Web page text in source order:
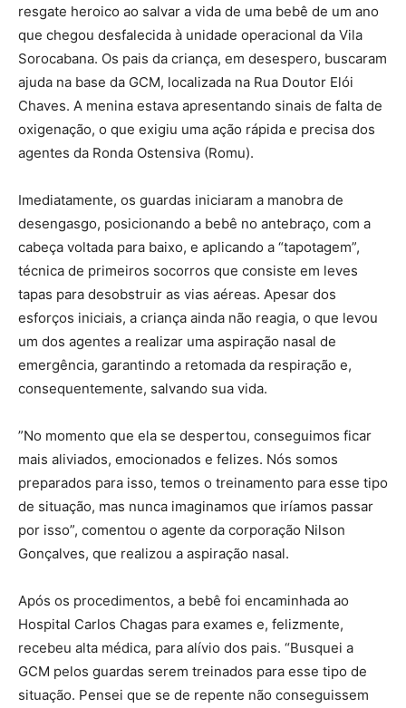
resgate heroico ao salvar a vida de uma bebê de um ano
que chegou desfalecida à unidade operacional da Vila
Sorocabana. Os pais da criança, em desespero, buscaram
ajuda na base da GCM, localizada na Rua Doutor Elói
Chaves. A menina estava apresentando sinais de falta de
oxigenação, o que exigiu uma ação rápida e precisa dos
agentes da Ronda Ostensiva (Romu).
Imediatamente, os guardas iniciaram a manobra de
desengasgo, posicionando a bebê no antebraço, com a
cabeça voltada para baixo, e aplicando a “tapotagem”,
técnica de primeiros socorros que consiste em leves
tapas para desobstruir as vias aéreas. Apesar dos
esforços iniciais, a criança ainda não reagia, o que levou
um dos agentes a realizar uma aspiração nasal de
emergência, garantindo a retomada da respiração e,
consequentemente, salvando sua vida.
”No momento que ela se despertou, conseguimos ficar
mais aliviados, emocionados e felizes. Nós somos
preparados para isso, temos o treinamento para esse tipo
de situação, mas nunca imaginamos que iríamos passar
por isso”, comentou o agente da corporação Nilson
Gonçalves, que realizou a aspiração nasal.
Após os procedimentos, a bebê foi encaminhada ao
Hospital Carlos Chagas para exames e, felizmente,
recebeu alta médica, para alívio dos pais. “Busquei a
GCM pelos guardas serem treinados para esse tipo de
situação. Pensei que se de repente não conseguissem